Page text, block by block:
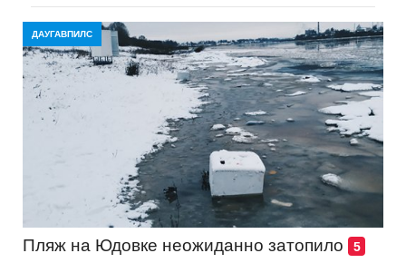
ДАУГАВПИЛС
Пляж на Юдовке неожиданно затопило 5